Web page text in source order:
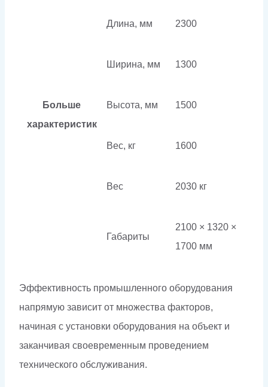
Больше
характеристик
Длина, мм 2300
Ширина, мм 1300
Высота, мм 1500
Вес, кг 1600
Вес 2030 кг
Габариты
2100 × 1320 ×
1700 мм
Эффективность промышленного оборудования
напрямую зависит от множества факторов,
начиная с установки оборудования на объект и
заканчивая своевременным проведением
технического обслуживания.